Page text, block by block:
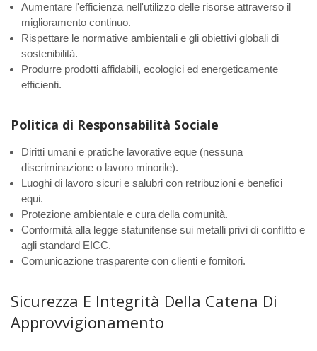
Aumentare l'efficienza nell'utilizzo delle risorse attraverso il
miglioramento continuo.
Rispettare le normative ambientali e gli obiettivi globali di
sostenibilità.
Produrre prodotti affidabili, ecologici ed energeticamente
efficienti.
Politica di Responsabilità Sociale
Diritti umani e pratiche lavorative eque (nessuna
discriminazione o lavoro minorile).
Luoghi di lavoro sicuri e salubri con retribuzioni e benefici
equi.
Protezione ambientale e cura della comunità.
Conformità alla legge statunitense sui metalli privi di conflitto e
agli standard EICC.
Comunicazione trasparente con clienti e fornitori.
Sicurezza E Integrità Della Catena Di
Approvvigionamento